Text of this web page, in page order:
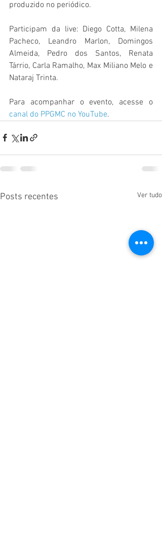
produzido no periódico.
Participam da live: Diego Cotta, Milena
Pacheco, Leandro Marlon, Domingos
Almeida, Pedro dos Santos, Renata
Tárrio, Carla Ramalho, Max Miliano Melo e
Nataraj Trinta.
canal do PPGMC no YouTube.
Posts recentes Ver tudo